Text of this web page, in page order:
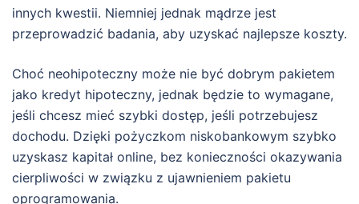
innych kwestii. Niemniej jednak mądrze jest
przeprowadzić badania, aby uzyskać najlepsze koszty.
Choć neohipoteczny może nie być dobrym pakietem
jako kredyt hipoteczny, jednak będzie to wymagane,
jeśli chcesz mieć szybki dostęp, jeśli potrzebujesz
dochodu. Dzięki pożyczkom niskobankowym szybko
uzyskasz kapitał online, bez konieczności okazywania
cierpliwości w związku z ujawnieniem pakietu
oprogramowania.